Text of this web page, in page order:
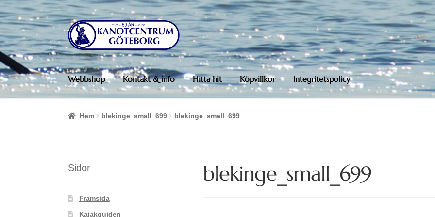
Hoppa
till
navigering
Hoppa
till
innehåll
Webbshop Kontakt & info Hitta hit Köpvillkor Integritetspolicy
Hem blekinge_small_699 blekinge_small_699
blekinge_small_699
Sidor
Framsida
Kajakguiden